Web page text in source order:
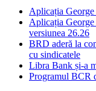
Aplicația
Aplicația
versiunea 26.26
BRD aderă la
cu sindicatele
Libra Bank și-a
Programul BCR